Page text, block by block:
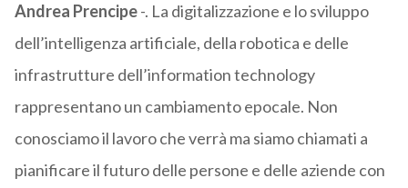
Andrea Prencipe-. La digitalizzazione e lo sviluppo
dell’intelligenza artificiale, della robotica e delle
infrastrutture dell’information technology
rappresentano un cambiamento epocale. Non
conosciamo il lavoro che verrà ma siamo chiamati a
pianificare il futuro delle persone e delle aziende con